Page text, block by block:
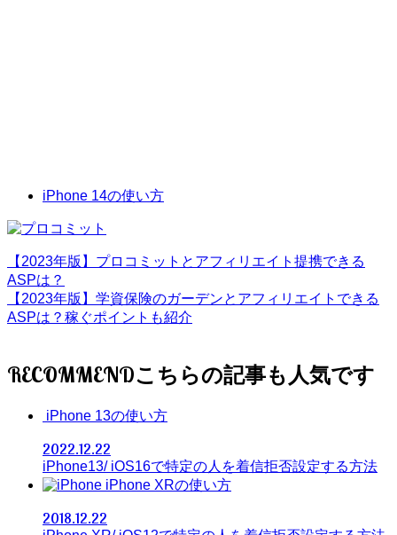
iPhone 14の使い方
【2023年版】プロコミットとアフィリエイト提携できる
ASPは？
【2023年版】学資保険のガーデンとアフィリエイトできる
ASPは？稼ぐポイントも紹介
RECOMMEND
iPhone 13の使い方
2022.12.22
iPhone13/ iOS16で特定の人を着信拒否設定する方法
iPhone XRの使い方
2018.12.22